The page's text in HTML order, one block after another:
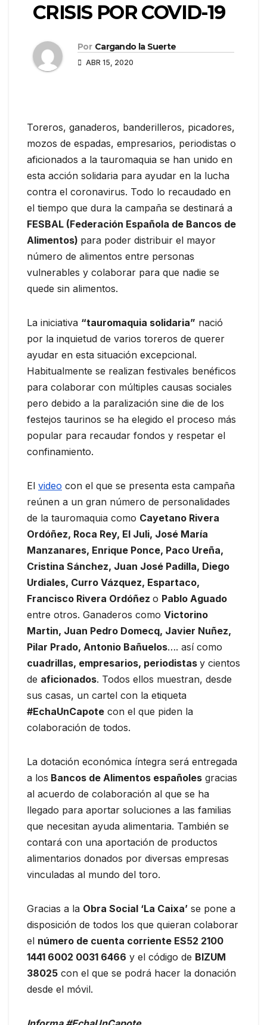
CRISIS POR COVID-19
Por Cargando la Suerte
ABR 15, 2020
Toreros, ganaderos, banderilleros, picadores,
mozos de espadas, empresarios, periodistas o
aficionados a la tauromaquia se han unido en
esta acción solidaria para ayudar en la lucha
contra el coronavirus. Todo lo recaudado en
el tiempo que dura la campaña se destinará a
FESBAL (Federación Española de Bancos de
Alimentos) para poder distribuir el mayor
número de alimentos entre personas
vulnerables y colaborar para que nadie se
quede sin alimentos.
La iniciativa “tauromaquia solidaria” nació
por la inquietud de varios toreros de querer
ayudar en esta situación excepcional.
Habitualmente se realizan festivales benéficos
para colaborar con múltiples causas sociales
pero debido a la paralización sine die de los
festejos taurinos se ha elegido el proceso más
popular para recaudar fondos y respetar el
confinamiento.
El video con el que se presenta esta campaña
reúnen a un gran número de personalidades
de la tauromaquia como Cayetano Rivera
Ordóñez, Roca Rey, El Juli, José María
Manzanares, Enrique Ponce, Paco Ureña,
Cristina Sánchez, Juan José Padilla, Diego
Urdiales, Curro Vázquez, Espartaco,
Francisco Rivera Ordóñez o Pablo Aguado
entre otros. Ganaderos como Victorino
Martin, Juan Pedro Domecq, Javier Nuñez,
Pilar Prado, Antonio Bañuelos…. así como
cuadrillas, empresarios, periodistas y cientos
de aficionados. Todos ellos muestran, desde
sus casas, un cartel con la etiqueta
#EchaUnCapote con el que piden la
colaboración de todos.
La dotación económica íntegra será entregada
a los Bancos de Alimentos españoles gracias
al acuerdo de colaboración al que se ha
llegado para aportar soluciones a las familias
que necesitan ayuda alimentaria. También se
contará con una aportación de productos
alimentarios donados por diversas empresas
vinculadas al mundo del toro.
Gracias a la Obra Social ‘La Caixa’ se pone a
disposición de todos los que quieran colaborar
el número de cuenta corriente ES52 2100
1441 6002 0031 6466 y el código de BIZUM
38025 con el que se podrá hacer la donación
desde el móvil.